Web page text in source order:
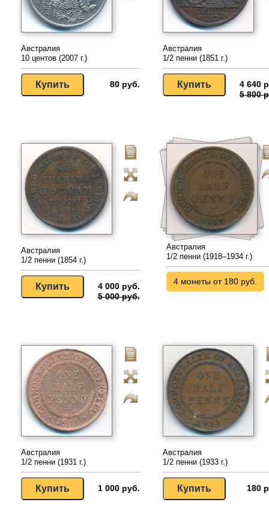
Австралия
10 центов (2007 г.)
80 руб.
Австралия
1/2 пенни (1851 г.)
4 640
5 800
Австралия
1/2 пенни (1854 г.)
4 000 руб.
5 000 руб.
Австралия
1/2 пенни (1918–1934 г.)
4 монеты от 180 руб.
Австралия
1/2 пенни (1931 г.)
1 000 руб.
Австралия
1/2 пенни (1933 г.)
180